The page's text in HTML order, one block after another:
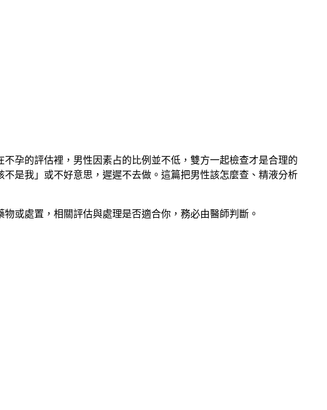
孕的評估裡，男性因素占的比例並不低，雙方一起檢查才是合理的
是我」或不好意思，遲遲不去做。這篇把男性該怎麼查、精液分析
或處置，相關評估與處理是否適合你，務必由醫師判斷。